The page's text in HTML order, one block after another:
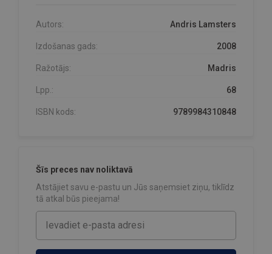
Autors: Andris Lamsters
Izdošanas gads: 2008
Ražotājs: Madris
Lpp.: 68
ISBN kods: 9789984310848
Šīs preces nav noliktavā
Atstājiet savu e-pastu un Jūs saņemsiet ziņu, tiklīdz
tā atkal būs pieejama!